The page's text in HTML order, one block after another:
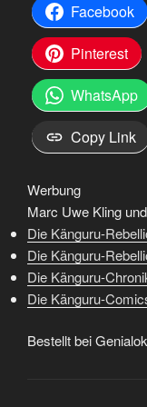
Facebook
Pinterest
WhatsApp
Copy Link
Werbung
Marc Uwe Kling
Die Känguru-
Die Känguru-
Die Känguru-
Die Känguru-
Bestellt bei